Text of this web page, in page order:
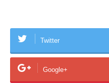
Twitter
Google+